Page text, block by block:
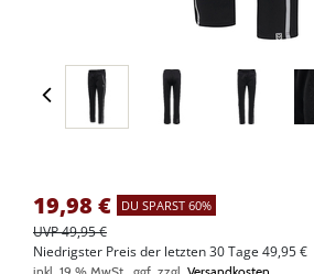
19,98 € DU SPARST 60%
UVP 49,95 €
Niedrigster Preis der letzten 30 Tage 49,95 €